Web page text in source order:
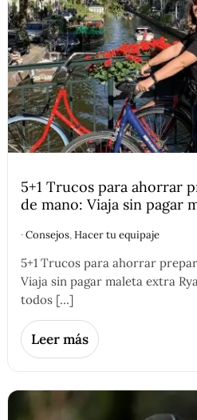
5+1 Trucos para ahorrar
de mano: Viaja sin pagar
·Consejos,Hacer tu equipaje
5+1 Trucos para ahorrar
Viaja sin pagar maleta extra
todos […]
Leer más